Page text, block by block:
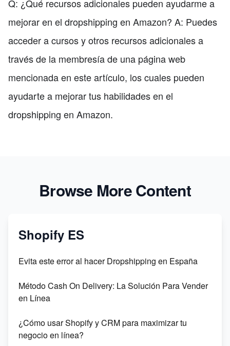
Q: ¿Qué recursos adicionales pueden ayudarme a
mejorar en el dropshipping en Amazon? A: Puedes
acceder a cursos y otros recursos adicionales a
través de la membresía de una página web
mencionada en este artículo, los cuales pueden
ayudarte a mejorar tus habilidades en el
dropshipping en Amazon.
Browse More Content
Shopify ES
Evita este error al hacer Dropshipping en España
Método Cash On Delivery: La Solución Para Vender
en Línea
¿Cómo usar Shopify y CRM para maximizar tu
negocio en línea?